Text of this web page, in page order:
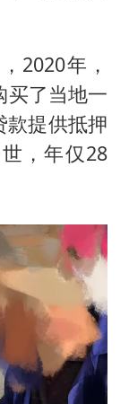
2020年，
买了当地一
款提供抵押
，年仅28